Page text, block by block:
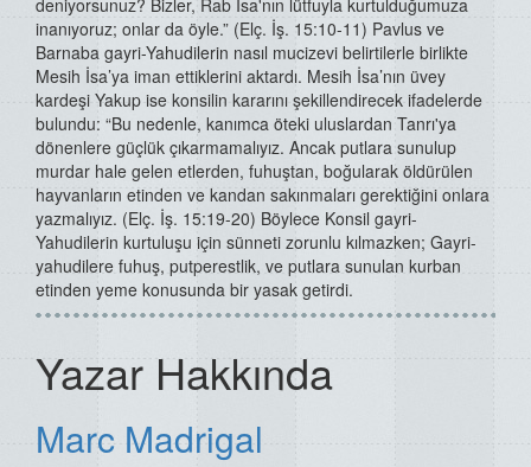
deniyorsunuz? Bizler, Rab İsa'nın lütfuyla kurtulduğumuza
inanıyoruz; onlar da öyle.” (Elç. İş. 15:10-11) Pavlus ve
Barnaba gayri-Yahudilerin nasıl mucizevi belirtilerle birlikte
Mesih İsa’ya iman ettiklerini aktardı. Mesih İsa’nın üvey
kardeşi Yakup ise konsilin kararını şekillendirecek ifadelerde
bulundu: “Bu nedenle, kanımca öteki uluslardan Tanrı'ya
dönenlere güçlük çıkarmamalıyız. Ancak putlara sunulup
murdar hale gelen etlerden, fuhuştan, boğularak öldürülen
hayvanların etinden ve kandan sakınmaları gerektiğini onlara
yazmalıyız. (Elç. İş. 15:19-20) Böylece Konsil gayri-
Yahudilerin kurtuluşu için sünneti zorunlu kılmazken; Gayri-
yahudilere fuhuş, putperestlik, ve putlara sunulan kurban
etinden yeme konusunda bir yasak getirdi.
Yazar Hakkında
Marc Madrigal